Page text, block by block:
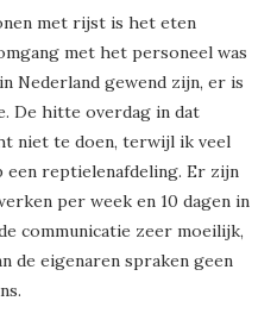
met rijst is het eten
met het personeel was
Nederland gewend zijn, er is
De hitte overdag in dat
niet te doen, terwijl ik veel
een reptielenafdeling. Er zijn
per week en 10 dagen in
communicatie zeer moeilijk,
de eigenaren spraken geen